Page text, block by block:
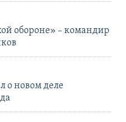
обороне» – командир
о новом деле